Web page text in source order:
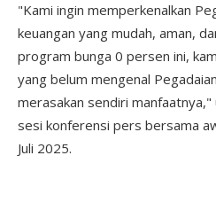
"Kami ingin memperkenalkan
keuangan yang mudah, aman,
program bunga 0 persen ini,
yang belum mengenal
merasakan sendiri
sesi konferensi pers bersama
Juli 2025.